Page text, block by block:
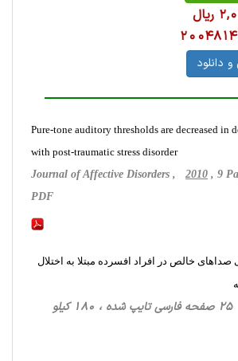
2004814
دانلود
Pure-tone auditory thresholds are decreased in
with post-traumatic stress disorder
Journal of Affective Disorders , 2010 , 9
PDF
خالص در افراد افسرده مبتلا به اختلال
، روانشناسی ‌بالینی، 25 صفحه فارسی تایپ شده ، 180 کیلو